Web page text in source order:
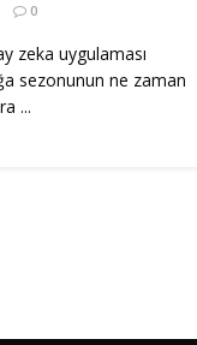
0
zeka uygulaması
sezonunun ne zaman
...